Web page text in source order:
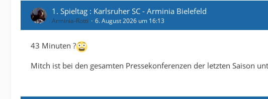
1. Spieltag : Karlsruher SC - Arminia Bielefeld
Arminia-Rotti 6. August 2026 um 16:13
43 Minuten ?
Mitch ist bei den gesamten Pressekonferenzen der letzten Saison